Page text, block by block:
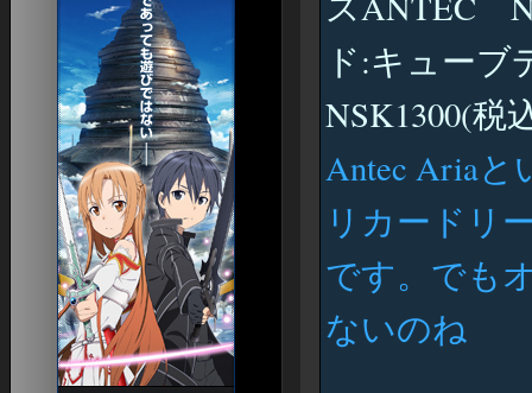
ド:キュー
NSK1300(税
Antec Aria
リカードリ
です。でも
ないのね
EQ2用語集
EQⅡ日本語版【初心者ガイド】
An EverQuest Island
EQ2 Craft
EQII 研究所（仮）
EQII 日本語版メモ
ねっとげーむのえいかいわ。新版
ローブ画像コレクション
馬ガイド
EQ2 Raidmobs
EQ2ペットカタログ